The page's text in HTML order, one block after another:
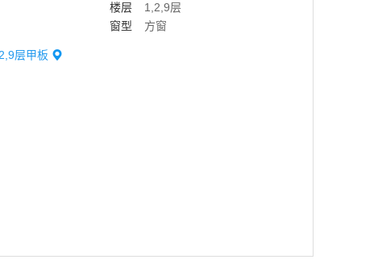
楼层
1,2,9层
窗型 方窗
层甲板